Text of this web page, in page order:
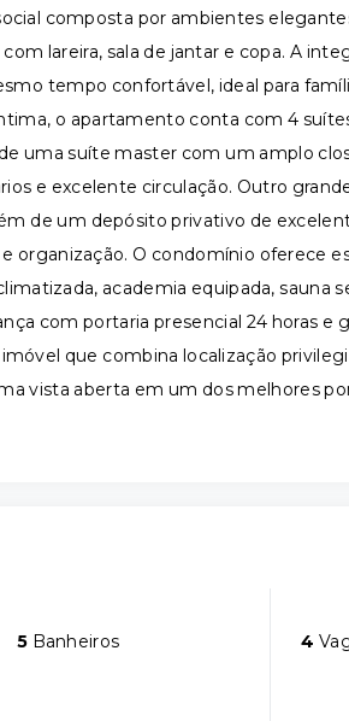
composta por ambientes
lareira, sala de jantar e copa. A
tempo confortável, ideal para
o apartamento conta com 4
uma suíte master com um amplo
e excelente circulação. Outro
de um depósito privativo de
organização. O condomínio oferece
academia equipada, sauna
com portaria presencial 24 horas e
que combina localização
vista aberta em um dos melhores
5Banheiros 4